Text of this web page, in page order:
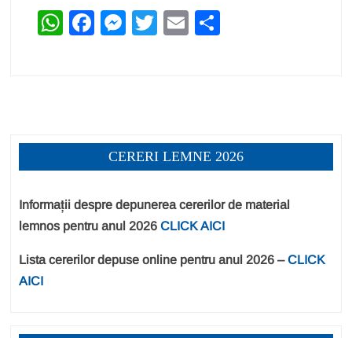
W
p
p
F
o
o
k
M
g
er
T
E
z
ă
CERERI LEMNE 2026
Informații despre depunerea cererilor de material
lemnos pentru anul 2026CLICK AICI
Lista cererilor depuse online pentru anul 2026 –CLICK
AICI